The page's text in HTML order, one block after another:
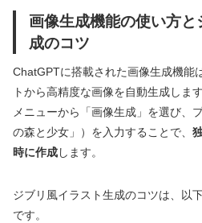
画像生成機能の使い方
成のコツ
ChatGPTに搭載された画像生成機能
トから高精度な画像を自動生成しま
メニューから「画像生成」を選び、
の森と少女」）を入力することで、
時に作成します。
ジブリ風イラスト生成のコツは、以
です。